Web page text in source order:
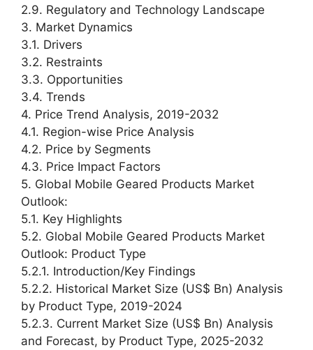
2.9. Regulatory and Technology Landscape
3. Market Dynamics
3.1. Drivers
3.2. Restraints
3.3. Opportunities
3.4. Trends
4. Price Trend Analysis, 2019-2032
4.1. Region-wise Price Analysis
4.2. Price by Segments
4.3. Price Impact Factors
5. Global Mobile Geared Products Market
Outlook:
5.1. Key Highlights
5.2. Global Mobile Geared Products Market
Outlook: Product Type
5.2.1. Introduction/Key Findings
5.2.2. Historical Market Size (US$ Bn) Analysis
by Product Type, 2019-2024
5.2.3. Current Market Size (US$ Bn) Analysis
and Forecast, by Product Type, 2025-2032